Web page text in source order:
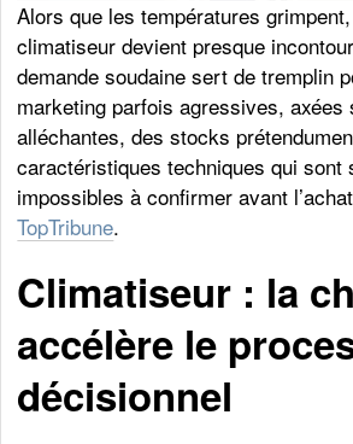
Alors que les températures grimpent,
climatiseur devient presque
demande soudaine sert de tremplin
marketing parfois agressives, axées
alléchantes, des stocks
caractéristiques techniques qui sont
impossibles à confirmer avant
TopTribune.
Climatiseur : la
accélère le
décisionnel